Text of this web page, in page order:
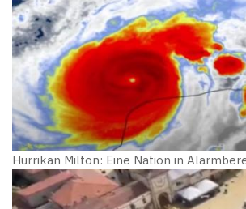
Hurrikan Milton: Eine Nation in